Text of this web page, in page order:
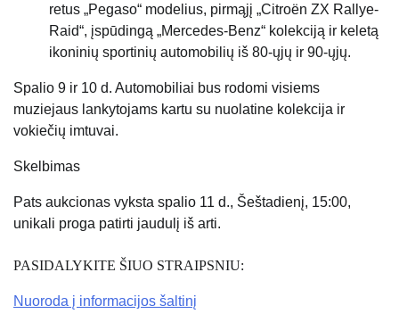
retus „Pegaso“ modelius, pirmąjį „Citroën ZX Rallye-
Raid“, įspūdingą „Mercedes-Benz“ kolekciją ir keletą
ikoninių sportinių automobilių iš 80-ųjų ir 90-ųjų.
Spalio 9 ir 10 d. Automobiliai bus rodomi visiems
muziejaus lankytojams kartu su nuolatine kolekcija ir
vokiečių imtuvai.
Skelbimas
Pats aukcionas vyksta spalio 11 d., Šeštadienį, 15:00,
unikali proga patirti jaudulį iš arti.
PASIDALYKITE ŠIUO STRAIPSNIU:
Nuoroda į informacijos šaltinį